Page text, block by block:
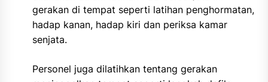
gerakan di tempat seperti latihan penghormatan,
hadap kanan, hadap kiri dan periksa kamar
senjata.
Personel juga dilatihkan tentang gerakan